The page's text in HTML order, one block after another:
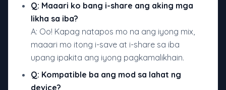
Q: Maaari ko bang i-share ang aking mga
likha sa iba?
A: Oo! Kapag natapos mo na ang iyong mix,
maaari mo itong i-save at i-share sa iba
upang ipakita ang iyong pagkamalikhain.
Q: Kompatible ba ang mod sa lahat ng
device?